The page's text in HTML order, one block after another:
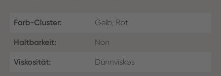
Farb-Cluster: Gelb, Rot
Haltbarkeit: Non
Viskosität: Dünnviskos